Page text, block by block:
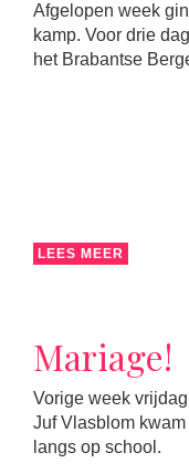
Afgelopen week
kamp. Voor drie
het Brabantse
LEES MEER
Mariage!
Vorige week
Juf Vlasblom
langs op school.